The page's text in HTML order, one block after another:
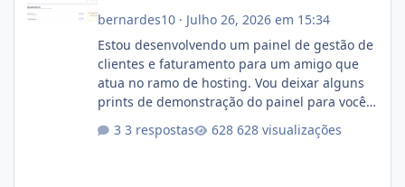
bernardes10· Julho 26, 2026 em 15:34
Estou desenvolvendo um painel de gestão de
clientes e faturamento para um amigo que
atua no ramo de hosting. Vou deixar alguns
prints de demonstração do painel para vocês
darem a opinião de vocês. O sistema já está
com cerca de 80% concluído e conta com
3 respostas 628 visualizações